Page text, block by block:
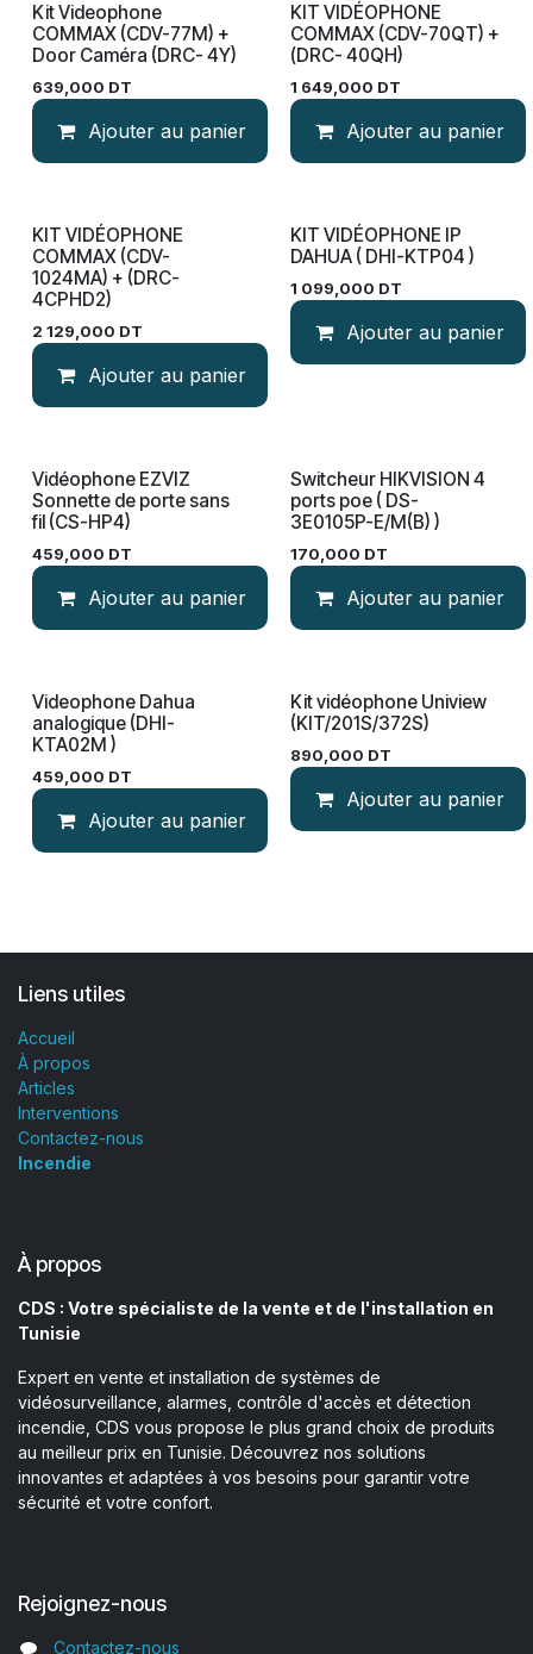
Kit Videophone
COMMAX (CDV-77M) +
Door Caméra (DRC- 4Y)
639,000 DT
Ajouter au panier
KIT VIDÉOPHONE
COMMAX (CDV-70QT) +
(DRC- 40QH)
1 649,000 DT
Ajouter au panier
KIT VIDÉOPHONE
COMMAX (CDV-
1024MA) + (DRC-
4CPHD2)
2 129,000 DT
Ajouter au panier
KIT VIDÉOPHONE IP
DAHUA ( DHI-KTP04 )
1 099,000 DT
Ajouter au panier
Vidéophone EZVIZ
Sonnette de porte sans
fil (CS-HP4)
459,000 DT
Ajouter au panier
Switcheur HIKVISION 4
ports poe ( DS-
3E0105P-E/M(B) )
170,000 DT
Ajouter au panier
Videophone Dahua
analogique (DHI-
KTA02M )
459,000 DT
Ajouter au panier
Kit vidéophone Uniview
(KIT/201S/372S)
890,000 DT
Ajouter au panier
Liens utiles
Accueil
À propos
Articles
Interventions
Contactez-nous
Incendie
À propos
CDS : Votre spécialiste de la vente et de l'installation en
Tunisie
Expert en vente et installation de systèmes de
vidéosurveillance, alarmes, contrôle d'accès et détection
incendie, CDS vous propose le plus grand choix de produits
au meilleur prix en Tunisie. Découvrez nos solutions
innovantes et adaptées à vos besoins pour garantir votre
sécurité et votre confort.
Rejoignez-nous
Contactez-nous